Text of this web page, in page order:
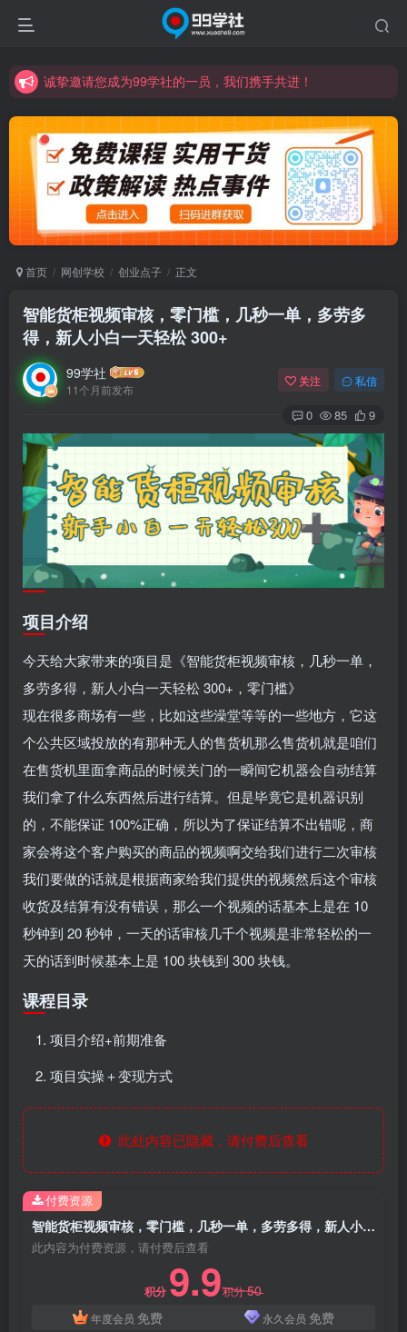
诚挚邀请您成为99学社的一员，我们携手共进！
诚挚邀请您成为99学社的一员，我们携手共进！
学习路上不孤独，99学社与你同行！分享全网优质VIP资源，炒股教程、创业教程、网络营销教程、自媒体短视频教程等，长期更新各大精品创业项目！
首页 网创学校 创业点子 正文
智能货柜视频审核，零门槛，几秒一单，多劳多
得，新人小白一天轻松 300+
99学社
11个月前发布
关注 私信
0 85 9
项目介绍
今天给大家带来的项目是《智能货柜视频审核，几秒一单，
多劳多得，新人小白一天轻松 300+，零门槛》
现在很多商场有一些，比如这些澡堂等等的一些地方，它这
个公共区域投放的有那种无人的售货机那么售货机就是咱们
在售货机里面拿商品的时候关门的一瞬间它机器会自动结算
我们拿了什么东西然后进行结算。但是毕竟它是机器识别
的，不能保证 100%正确，所以为了保证结算不出错呢，商
家会将这个客户购买的商品的视频啊交给我们进行二次审核
我们要做的话就是根据商家给我们提供的视频然后这个审核
收货及结算有没有错误，那么一个视频的话基本上是在 10
秒钟到 20 秒钟，一天的话审核几千个视频是非常轻松的一
天的话到时候基本上是 100 块钱到 300 块钱。
课程目录
项目介绍+前期准备
项目实操＋变现方式
此处内容已隐藏，请付费后查看
智能货柜视频审核，零门槛，几秒一单，多劳多得，新人小白一天轻松 300+
此内容为付费资源，请付费后查看
积分 9.9积分50
年度会员 免费 永久会员 免费
付费资源